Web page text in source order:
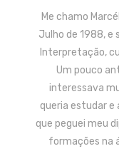
Me chamo
Julho de 1988, e
Interpretação,
Um pouco
interessava
queria estudar e
que peguei meu
formações na